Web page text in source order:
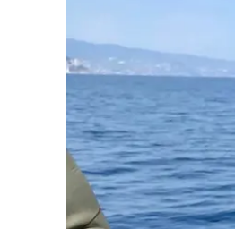
Streaming
Lac Network